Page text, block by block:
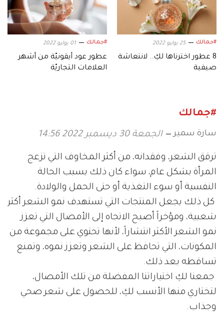
#جمالك 25 يوليو 2022
8 عطور اخترناها لكِ.. لانتعاشة
صيفية
#جمالك 01 يوليو 2022
عطور عود أيقونيّة من أشهر
العلامات التجاريّة
#جمالك
سارة سمير الجمعة 30 ديسمبر 2022 14:56
ترقق الشعر، وفقدانه، من أكثر المخاوف التي تزعج
المرأة بشكل عام، سواء كان ذلك بسبب الحالة
النفسية أو سوء التغذية أو حتى الحمل والولادة.
كل ذلك يجعل المنتجات التي تستهدف نمو الشعر أكثر
شعبية، ومؤخراً أصبح الاتجاه إلى الأمصال التي تعزز
نمو الشعر الأكثر انتشاراً، لأنها تحتوي على مجموعة من
المكونات، التي تحافظ على الشعر وتعزز نموه، وتمنع
تساقطه بعد ذلك.
جمعنا لكِ اختياراتنا المفضلة من تلك الأمصال،
لتختاري منها الأنسب لكِ، للحصول على شعر صحي
وجذاب.